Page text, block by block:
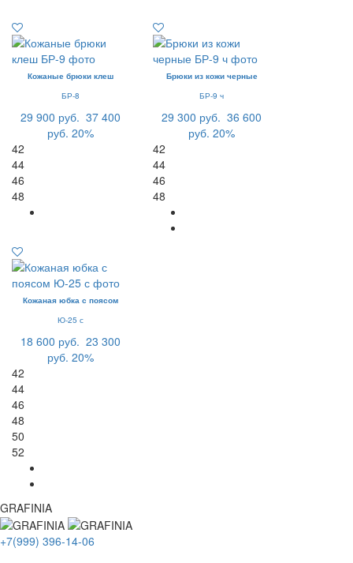
Кожаные брюки клеш
БР-8
29 900 руб. 37 400
руб. 20%
42
44
46
48
Брюки из кожи черные
БР-9 ч
29 300 руб. 36 600
руб. 20%
42
44
46
48
Кожаная юбка с поясом
Ю-25 с
18 600 руб. 23 300
руб. 20%
42
44
46
48
50
52
GRAFINIA
+7(999) 396-14-06